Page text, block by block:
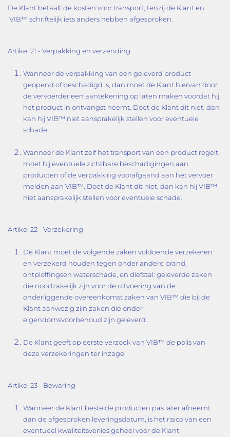
De Klant betaalt de kosten voor transport, tenzij de Klant en
VIB™ schriftelijk iets anders hebben afgesproken.
Artikel 21 - Verpakking en verzending
Wanneer de verpakking van een geleverd product
geopend of beschadigd is, dan moet de Klant hiervan door
de vervoerder een aantekening op laten maken voordat hij
het product in ontvangst neemt. Doet de Klant dit niet, dan
kan hij VIB™ niet aansprakelijk stellen voor eventuele
schade.
Wanneer de Klant zelf het transport van een product regelt,
moet hij eventuele zichtbare beschadigingen aan
producten of de verpakking voorafgaand aan het vervoer
melden aan VIB™. Doet de Klant dit niet, dan kan hij VIB™
niet aansprakelijk stellen voor eventuele schade.
Artikel 22 - Verzekering
De Klant moet de volgende zaken voldoende verzekeren
en verzekerd houden tegen onder andere brand,
ontploffingsen waterschade, en diefstal: geleverde zaken
die noodzakelijk zijn voor de uitvoering van de
onderliggende overeenkomst zaken van VIB™ die bij de
Klant aanwezig zijn zaken die onder
eigendomsvoorbehoud zijn geleverd.
De Klant geeft op eerste verzoek van VIB™ de polis van
deze verzekeringen ter inzage.
Artikel 23 - Bewaring
Wanneer de Klant bestelde producten pas later afneemt
dan de afgesproken leveringsdatum, is het risico van een
eventueel kwaliteitsverlies geheel voor de Klant.